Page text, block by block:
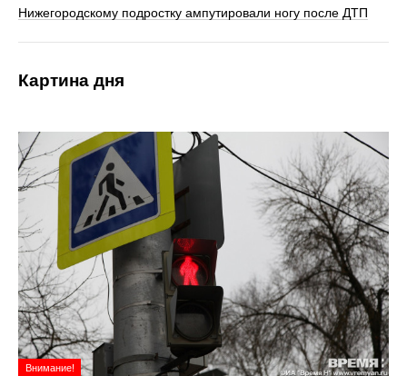
Нижегородскому подростку ампутировали ногу после ДТП
Картина дня
Внимание!